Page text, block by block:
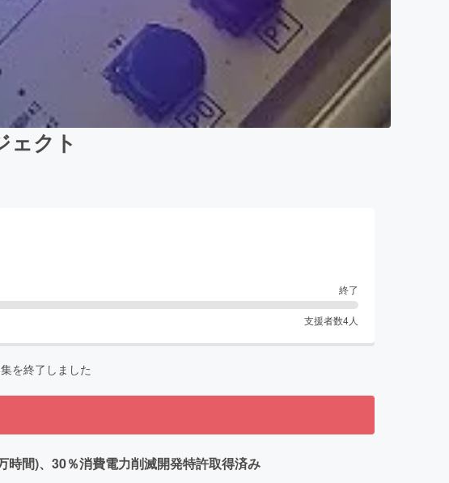
ェクト
終了
支援者数4人
を終了しました
間)、30％消費電力削滅開発特許取得済み